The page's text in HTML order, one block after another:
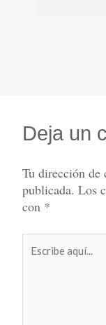
Deja un
Tu dirección de
publicada. Los
con *
aquí...